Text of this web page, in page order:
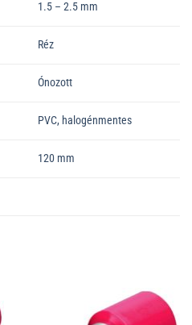
1.5 – 2.5 mm
Réz
Ónozott
PVC, halogénmentes
120 mm